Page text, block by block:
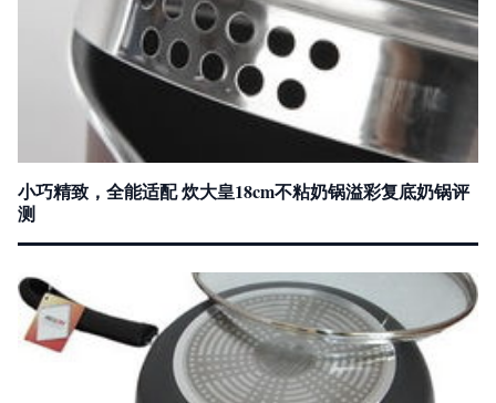
小巧精致，全能适配 炊大皇18cm不粘奶锅溢彩复底奶锅评
测